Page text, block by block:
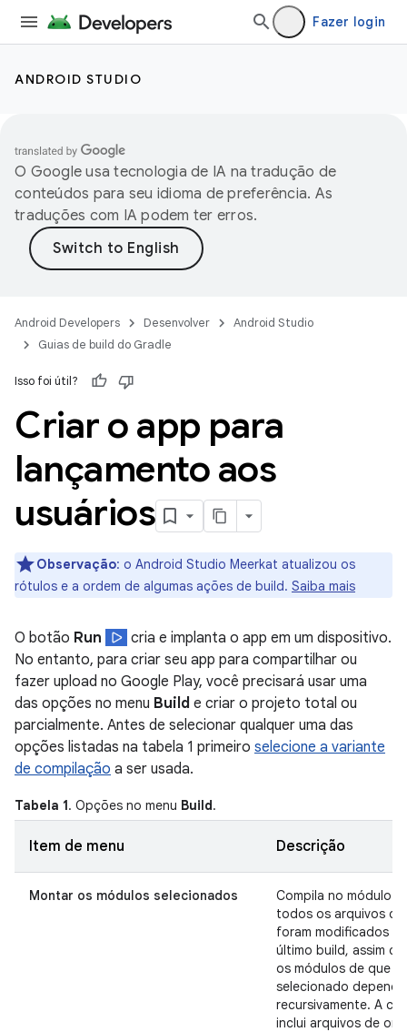
Fazer login
ANDROID STUDIO
O Google usa tecnologia de IA na tradução de
conteúdos para seu idioma de preferência. As
traduções com IA podem ter erros.
Android Developers Desenvolver
Android Studio
Guias de build do Gradle
Isso foi útil?
Criar o app para
lançamento aos
usuários
Observação: o Android Studio Meerkat atualizou os
rótulos e a ordem de algumas ações de build. Saiba mais
O botão Run
cria e implanta o app em um dispositivo.
No entanto, para criar seu app para compartilhar ou
fazer upload no Google Play, você precisará usar uma
das opções no menu Build e criar o projeto total ou
parcialmente. Antes de selecionar qualquer uma das
opções listadas na tabela 1 primeiro selecione a variante
de compilação a ser usada.
Tabela 1. Opções no menu Build.
Item de menu Descrição
Montar os módulos selecionados
Compila no módulo
todos os arquivos
foram modificados
último build, assim
os módulos de que o
selecionado depende
recursivamente. A
inclui arquivos de